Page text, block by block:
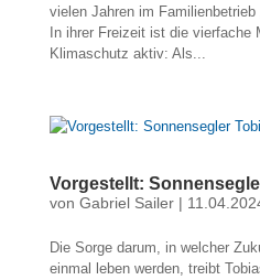
vielen Jahren im Familienbetrieb
In ihrer Freizeit ist die vierfache
Klimaschutz aktiv: Als...
Vorgestellt:
von Gabriel Sailer|
Die Sorge darum, in welcher
einmal leben werden, treibt